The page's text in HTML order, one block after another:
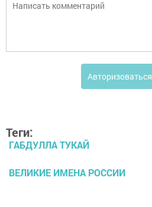
Авторизоваться
Теги:
ГАБДУЛЛА ТУКАЙ
ВЕЛИКИЕ ИМЕНА РОССИИ